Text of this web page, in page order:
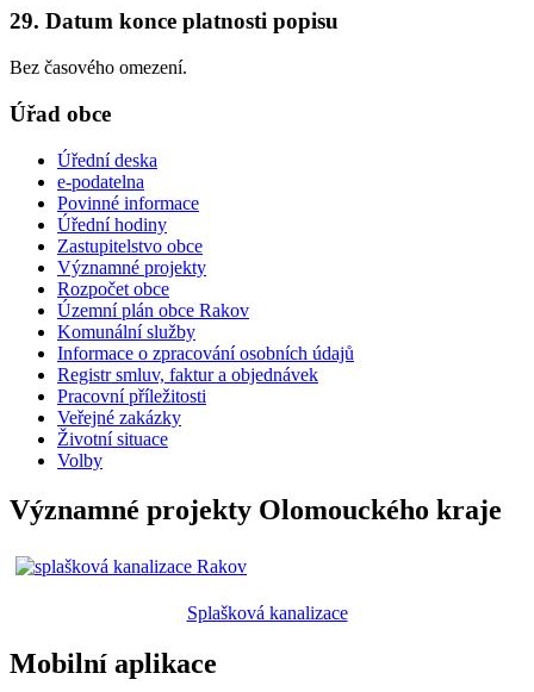
29. Datum konce platnosti popisu
Bez časového omezení.
Úřad obce
Úřední deska
e-podatelna
Povinné informace
Úřední hodiny
Zastupitelstvo obce
Významné projekty
Rozpočet obce
Územní plán obce Rakov
Komunální služby
Informace o zpracování osobních údajů
Registr smluv, faktur a objednávek
Pracovní příležitosti
Veřejné zakázky
Životní situace
Volby
Významné projekty Olomouckého kraje
Splašková kanalizace
Mobilní aplikace